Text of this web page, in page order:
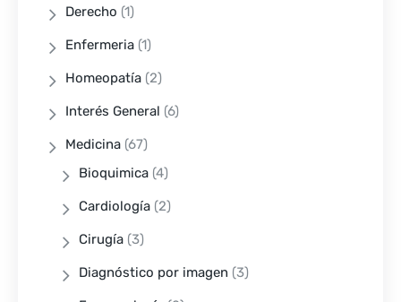
Derecho (1)
Enfermeria (1)
Homeopatía (2)
Interés General (6)
Medicina (67)
Bioquimica (4)
Cardiología (2)
Cirugía (3)
Diagnóstico por imagen (3)